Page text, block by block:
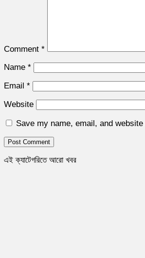
Comment *
Name *
Email *
Website
Save my name, email, and
এই ক্যাটেগরিতে আরো খবর